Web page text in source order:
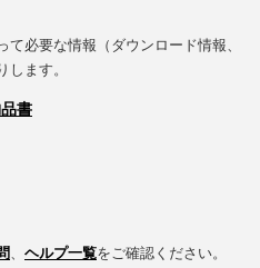
必要な情報（ダウンロード情報、
ます。
書
、 ヘルプ一覧をご確認ください。